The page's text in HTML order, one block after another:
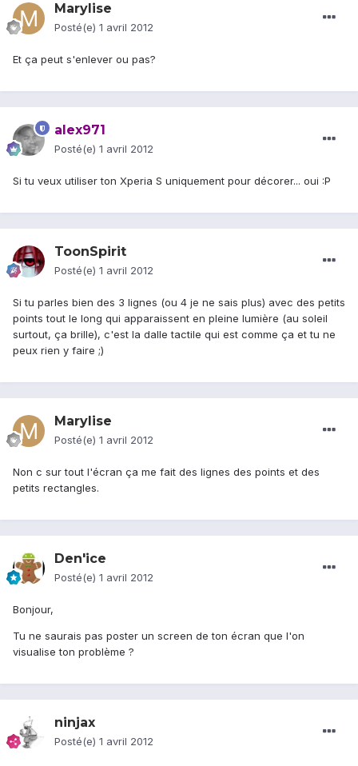
Marylise
Posté(e) 1 avril 2012
Et ça peut s'enlever ou pas?
alex971
Posté(e) 1 avril 2012
Si tu veux utiliser ton Xperia S uniquement pour décorer... oui :P
ToonSpirit
Posté(e) 1 avril 2012
Si tu parles bien des 3 lignes (ou 4 je ne sais plus) avec des petits
points tout le long qui apparaissent en pleine lumière (au soleil
surtout, ça brille), c'est la dalle tactile qui est comme ça et tu ne
peux rien y faire ;)
Marylise
Posté(e) 1 avril 2012
Non c sur tout l'écran ça me fait des lignes des points et des
petits rectangles.
Den'ice
Posté(e) 1 avril 2012
Bonjour,
Tu ne saurais pas poster un screen de ton écran que l'on
visualise ton problème ?
ninjax
Posté(e) 1 avril 2012